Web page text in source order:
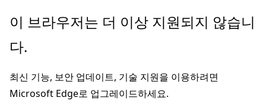
주
콘
츠
로
이 브라우저는 더 이상 지원되지 않습니
다.
최신 기능, 보안 업데이트, 기술 지원을 이용하려면
Microsoft Edge로 업그레이드하세요.